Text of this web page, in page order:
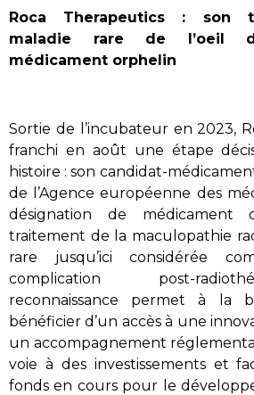
Roca Therapeutics : son
maladie rare de l’oeil
médicament orphelin
Sortie de l’incubateur en 2023,
franchi en août une étape
histoire : son candidat-
de l’Agence européenne des
désignation de
traitement de la maculopathie
rare jusqu’ici considérée
complication post-
reconnaissance permet à la
bénéficier d’un accès à une
un accompagnement
voie à des investissements et
fonds en cours pour le